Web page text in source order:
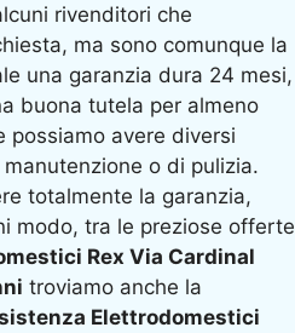
rivenditori che
ma sono comunque la
una garanzia dura 24 mesi,
buona tutela per almeno
possiamo avere diversi
o di pulizia.
totalmente la garanzia,
modo, tra le preziose offerte
Rex Via Cardinal
troviamo anche la
Elettrodomestici